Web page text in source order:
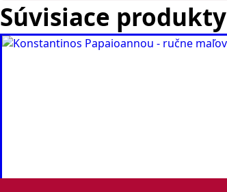
Súvisiace produkty